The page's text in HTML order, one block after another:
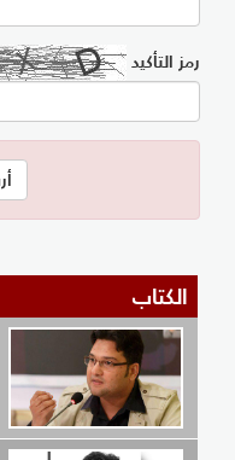
رمز التأكيد
الكتاب